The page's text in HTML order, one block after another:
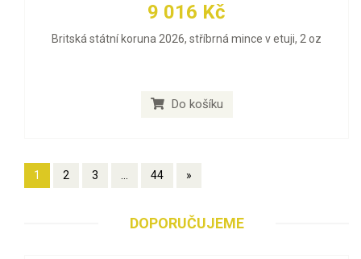
9 016 Kč
Britská státní koruna 2026, stříbrná mince v etuji, 2 oz
Do košíku
1 2 3 ... 44 »
DOPORUČUJEME